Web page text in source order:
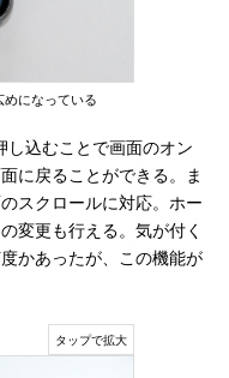
になっている
込むことで画面のオン
に戻ることができる。ま
スクロールに対応。ホー
変更も行える。気が付く
かあったが、この機能が